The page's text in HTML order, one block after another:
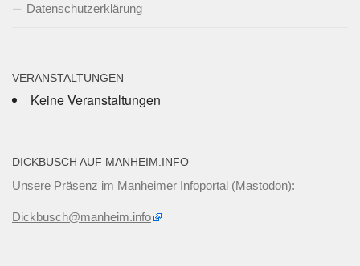
Datenschutzerklärung
VERANSTALTUNGEN
Keine Veranstaltungen
DICKBUSCH AUF MANHEIM.INFO
Unsere Präsenz im Manheimer Infoportal (Mastodon):
Dickbusch@manheim.info